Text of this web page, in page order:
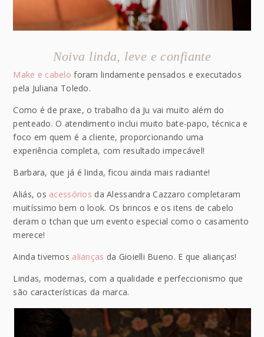
Noiva linda, leve e confiante
Make e cabelo foram lindamente pensados e executados
pela Juliana Toledo.
Como é de praxe, o trabalho da Ju vai muito além do
penteado. O atendimento inclui muito bate-papo, técnica e
foco em quem é a cliente, proporcionando uma
experiência completa, com resultado impecável!
Barbara, que já é linda, ficou ainda mais radiante!
Aliás, os acessórios da Alessandra Cazzaro completaram
muitíssimo bem o look. Os brincos e os itens de cabelo
deram o tchan que um evento especial como o casamento
merece!
Ainda tivemos alianças da Gioielli Bueno. E que alianças!
Lindas, modernas, com a qualidade e perfeccionismo que
são características da marca.